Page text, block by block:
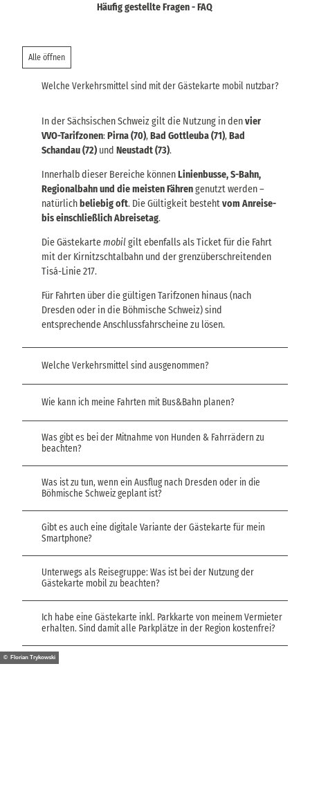
Häufig gestellte Fragen - FAQ
Alle öffnen
Welche Verkehrsmittel sind mit der Gästekarte mobil nutzbar?
In der Sächsischen Schweiz gilt die Nutzung in denvier
VVO-Tarifzonen:Pirna (70),Bad Gottleuba (71),Bad
Schandau (72) und Neustadt (73).
Innerhalb dieser Bereiche könnenLinienbusse, S-Bahn,
Regionalbahn und die meisten Fährengenutzt werden –
natürlich beliebig oft. Die Gültigkeit bestehtvom Anreise-
bis einschließlich Abreisetag.
Die Gästekartemobilgilt ebenfalls als Ticket für die Fahrt
mit der Kirnitzschtalbahn und der grenzüberschreitenden
Tisá-Linie 217.
Für Fahrten über die gültigen Tarifzonen hinaus (nach
Dresden oder in die Böhmische Schweiz) sind
entsprechende Anschlussfahrscheine zu lösen.
Welche Verkehrsmittel sind ausgenommen?
Wie kann ich meine Fahrten mit Bus&Bahn planen?
Was gibt es bei der Mitnahme von Hunden & Fahrrädern zu
beachten?
Was ist zu tun, wenn ein Ausflug nach Dresden oder in die
Böhmische Schweiz geplant ist?
Gibt es auch eine digitale Variante der Gästekarte für mein
Smartphone?
Unterwegs als Reisegruppe: Was ist bei der Nutzung der
Gästekarte mobil zu beachten?
Ich habe eine Gästekarte inkl. Parkkarte von meinem Vermieter
erhalten. Sind damit alle Parkplätze in der Region kostenfrei?
© Florian Trykowski